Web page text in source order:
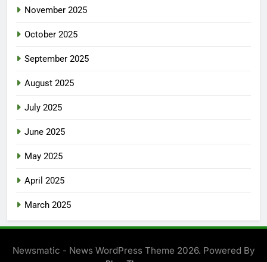
November 2025
October 2025
September 2025
August 2025
July 2025
June 2025
May 2025
April 2025
March 2025
Newsmatic - News WordPress Theme 2026. Powered By